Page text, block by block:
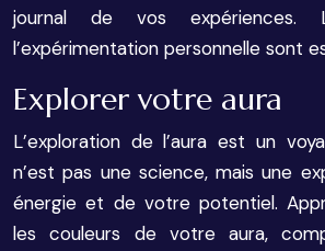
journal de vos expériences.
l’expérimentation personnelle sont
Explorer votre aura
L’exploration de l’aura est un
n’est pas une science, mais une
énergie et de votre potentiel.
les couleurs de votre aura,